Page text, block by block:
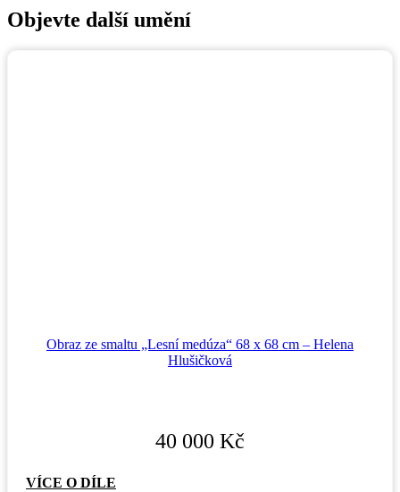
Objevte další umění
Obraz ze smaltu „Lesní medúza“ 68 x 68 cm – Helena
Hlušičková
40 000 Kč
VÍCE O DÍLE